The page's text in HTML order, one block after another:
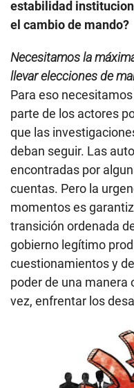
estabilidad
el cambio de mando?
Necesitamos la
llevar elecciones de
Para eso
parte de los actores
que las
deban seguir. Las
encontradas por
cuentas. Pero la
momentos es
transición ordenada
gobierno legítimo
cuestionamientos y
poder de una manera
vez, enfrentar los